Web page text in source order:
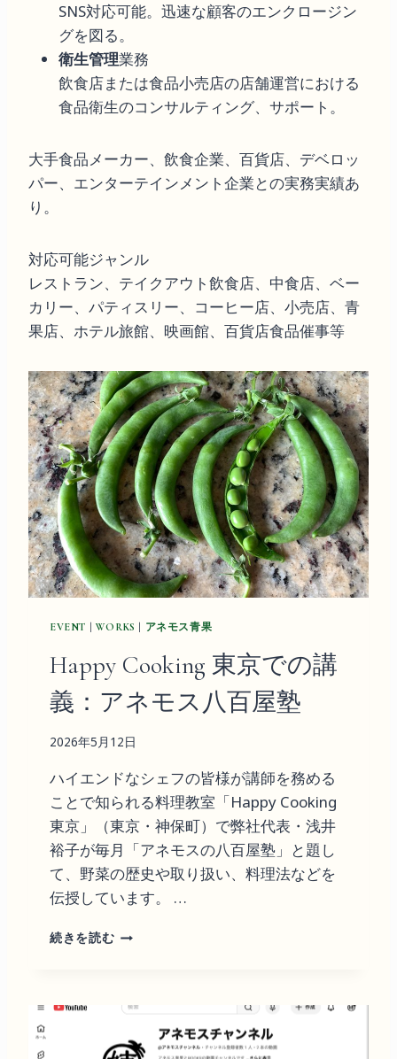
SNS対応可能。迅速な顧客のエンクロージン
グを図る。
衛生管理業務
飲食店または食品小売店の店舗運営における
食品衛生のコンサルティング、サポート。
大手食品メーカー、飲食企業、百貨店、デベロッ
パー、エンターテインメント企業との実務実績あ
り。
対応可能ジャンル
レストラン、テイクアウト飲食店、中食店、ベー
カリー、パティスリー、コーヒー店、小売店、青
果店、ホテル旅館、映画館、百貨店食品催事等
EVENT WORKS アネモス青果
Happy Cooking 東京での講
義：アネモス八百屋塾
2026年5月12日
ハイエンドなシェフの皆様が講師を務める
ことで知られる料理教室「Happy Cooking
東京」（東京・神保町）で弊社代表・浅井
裕子が毎月「アネモスの八百屋塾」と題し
て、野菜の歴史や取り扱い、料理法などを
伝授しています。 …
続きを読むH
Y
O